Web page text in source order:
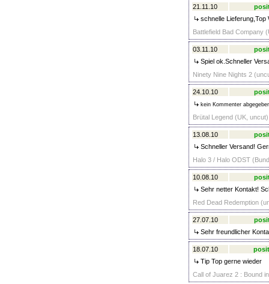
21.11.10
schnelle
Battlefield Bad Company
03.11.10
Spiel ok.Schneller
Ninety Nine Nights 2
24.10.10
kein Kommenter
Brütal Legend (UK,
13.08.10
Schneller Versand!
Halo 3 / Halo ODST
10.08.10
Sehr netter Kontakt!
Red Dead Redemption
27.07.10
Sehr freundlicher
18.07.10
Tip Top gerne wieder
Call of Juarez 2 : Bound